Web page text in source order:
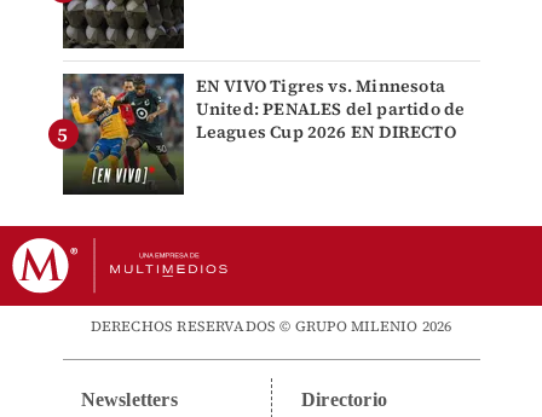
EN VIVO Tigres vs. Minnesota
United: PENALES del partido de
Leagues Cup 2026 EN DIRECTO
DERECHOS RESERVADOS © GRUPO MILENIO 2026
Newsletters Directorio